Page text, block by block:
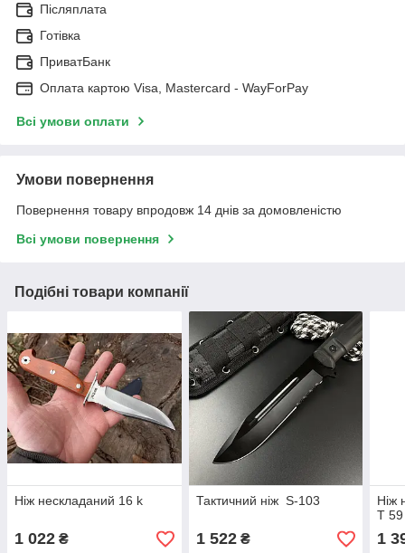
Післяплата
Готівка
ПриватБанк
Оплата картою Visa, Mastercard - WayForPay
Всі умови оплати
Умови повернення
Повернення товару впродовж 14 днів за домовленістю
Всі умови повернення
Подібні товари компанії
Ніж нескладаний 16 k
1 022 ₴
Тактичний ніж S-103
1 522₴
Ніж
Т 59
1